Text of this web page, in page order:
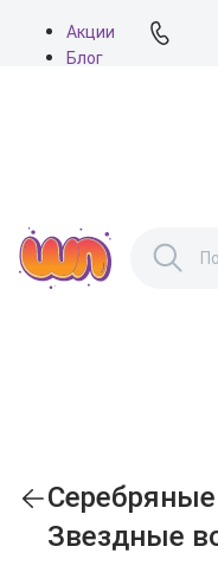
Акции
Блог
Звездные